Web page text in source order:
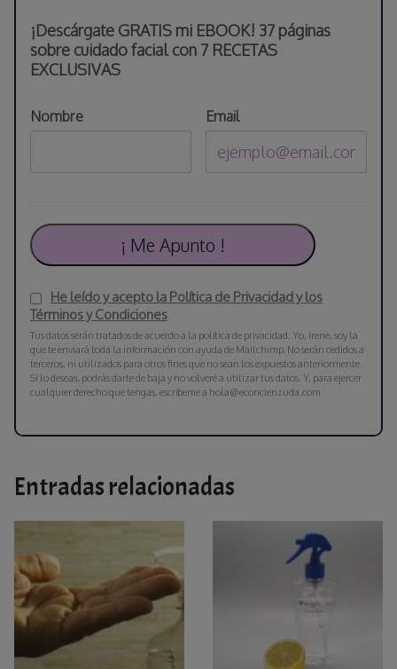
¡Descárgate GRATIS mi EBOOK! 37 páginas
sobre cuidado facial con 7 RECETAS
EXCLUSIVAS
Nombre Email
He leído y acepto la Política de Privacidad y los
Términos y Condiciones
Tus datos serán tratados de acuerdo a la política de privacidad. Yo, Irene, soy la
que te enviará toda la información con ayuda de Mailchimp. No serán cedidos a
terceros, ni utilizados para otros fines que no sean los expuestos anteriormente.
Si lo deseas, podrás darte de baja y no volveré a utilizar tus datos. Y, para ejercer
cualquier derecho que tengas, escríbeme a hola@econcienzuda.com
Entradas relacionadas